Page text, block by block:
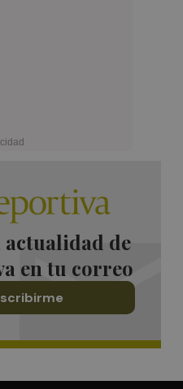
actualidad de
en tu correo